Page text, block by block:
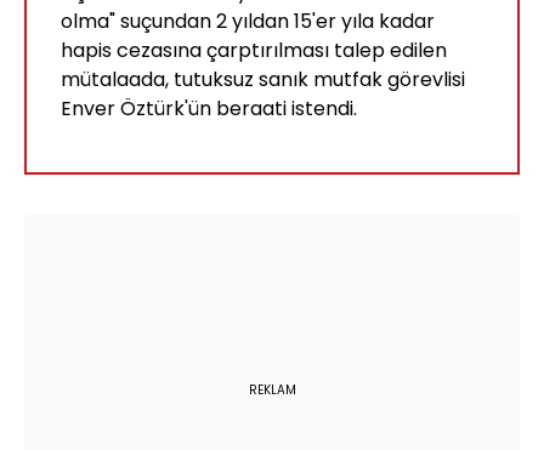
olma" suçundan 2 yıldan 15'er yıla kadar
hapis cezasına çarptırılması talep edilen
mütalaada, tutuksuz sanık mutfak görevlisi
Enver Öztürk'ün beraati istendi.
REKLAM